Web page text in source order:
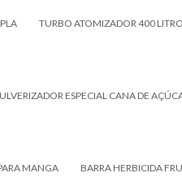
TURBO ATOMIZADOR 400
ESPECIAL CANA DE
MANGA BARRA HERBICIDA